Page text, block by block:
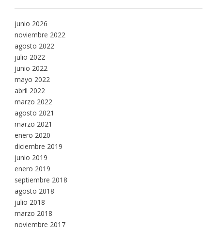
junio 2026
noviembre 2022
agosto 2022
julio 2022
junio 2022
mayo 2022
abril 2022
marzo 2022
agosto 2021
marzo 2021
enero 2020
diciembre 2019
junio 2019
enero 2019
septiembre 2018
agosto 2018
julio 2018
marzo 2018
noviembre 2017